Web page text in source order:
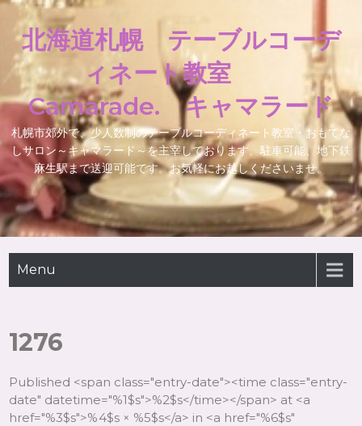
北海道札幌 テーブルコーデ
ィネート教室
Camarade. キャマラード
札幌市郊外で、少人数制のテーブルコーディネート教室・おもてな
しサロン～キャマラード～を主宰しております。駐車可能、地下鉄
麻生駅まで送迎可能です。お気軽にお越しくださいませ。
Menu
1276
Published <span class="entry-date"><time class="entry-
date" datetime="%1$s">%2$s</time></span> at <a
href="%3$s">%4$s × %5$s</a> in <a href="%6$s"